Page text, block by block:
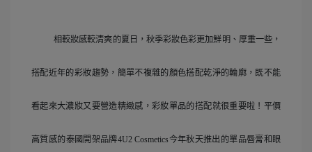
相較妝感較清爽的夏日，秋季彩妝色彩更加鮮明、厚重一些，
搭配近年的彩妝趨勢，簡單不複雜的顏色搭配乾淨的輪廓，既不能
看起來大濃妝又要營造精緻感，彩妝單品的搭配就很重要啦！平價
高質感的泰國開架品牌4U2 Cosmetics今年秋天推出的單品唇膏和眼